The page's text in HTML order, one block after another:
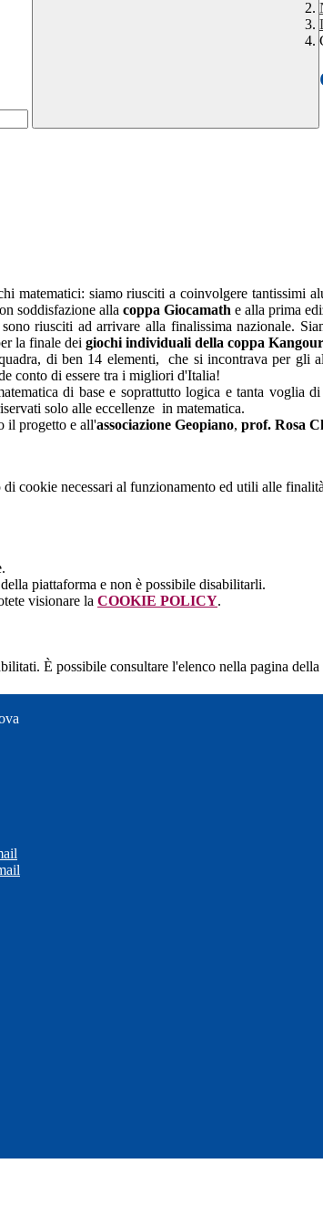
matematici: siamo riusciti a coinvolgere tantissimi
soddisfazione alla coppa Giocamath e alla prima
riusciti ad arrivare alla finalissima nazionale.
la finale dei giochi individuali della coppa
di ben 14 elementi, che si incontrava per
conto di essere tra i migliori d'Italia!
di base e soprattutto logica e tanta voglia
solo alle eccellenze in matematica.
il progetto e all'associazione Geopiano, prof. Rosa
cookie necessari al funzionamento ed utili alle
piattaforma e non è possibile disabilitarli.
visionare la COOKIE POLICY.
È possibile consultare l'elenco nella pagina